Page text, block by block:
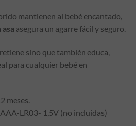
mantienen al bebé encantado,
asa asegura un agarre fácil y seguro.
sino que también educa,
para cualquier bebé en
meses.
LR03- 1,5V (no incluidas)